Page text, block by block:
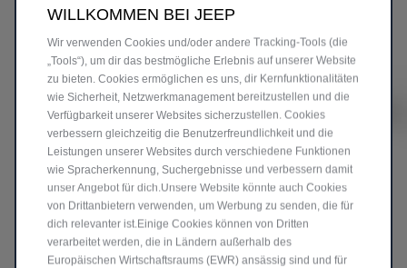
Verbrennungsmotor
4-Zylinder 1,3-Turbo-
Elektromotor
WILLKOMMEN BEI JEEP
Wir verwenden Cookies und/oder andere Tracking‑Tools (die
„Tools“), um dir das bestmögliche Erlebnis auf unserer Website
zu bieten. Cookies ermöglichen es uns, dir Kernfunktionalitäten
wie Sicherheit, Netzwerkmanagement bereitzustellen und die
Verfügbarkeit unserer Websites sicherzustellen. Cookies
verbessern gleichzeitig die Benutzerfreundlichkeit und die
Leistungen unserer Websites durch verschiedene Funktionen
wie Spracherkennung, Suchergebnisse und verbessern damit
unser Angebot für dich.Unsere Website könnte auch Cookies
von Drittanbietern verwenden, um Werbung zu senden, die für
dich relevanter ist.Einige Cookies können von Dritten
verarbeitet werden, die in Ländern außerhalb des
Europäischen Wirtschaftsraums (EWR) ansässig sind und für